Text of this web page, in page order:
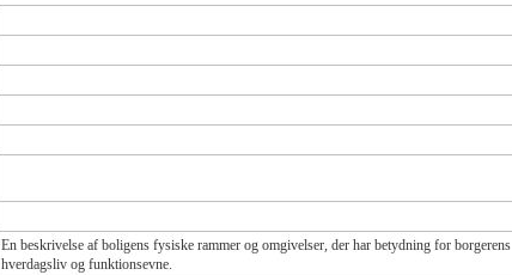
En beskrivelse af boligens fysiske rammer og omgivelser, der har betydning for borgerens
hverdagsliv og funktionsevne.